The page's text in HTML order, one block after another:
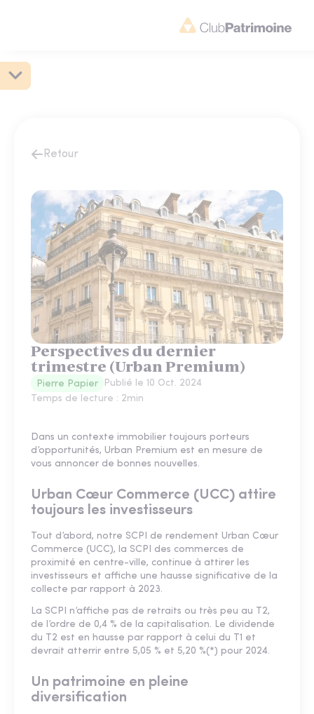
Retour
Perspectives du dernier
trimestre (Urban Premium)
Pierre Papier Publié le 10 Oct. 2024
Temps de lecture : 2min
Dans un contexte immobilier toujours porteurs
d’opportunités, Urban Premium est en mesure de
vous annoncer de bonnes nouvelles.
Urban Cœur Commerce (UCC) attire
toujours les investisseurs
Tout d’abord, notre SCPI de rendement Urban Cœur
Commerce (UCC), la SCPI des commerces de
proximité en centre-ville, continue à attirer les
investisseurs et affiche une hausse significative de la
collecte par rapport à 2023.
La SCPI n’affiche pas de retraits ou très peu au T2,
de l’ordre de 0,4 % de la capitalisation. Le dividende
du T2 est en hausse par rapport à celui du T1 et
devrait atterrir entre 5,05 % et 5,20 %(*) pour 2024.
Un patrimoine en pleine
diversification